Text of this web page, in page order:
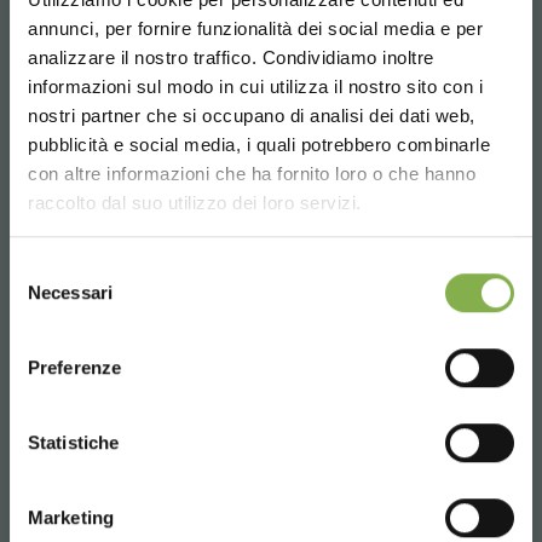
annunci, per fornire funzionalità dei social media e per
analizzare il nostro traffico. Condividiamo inoltre
informazioni sul modo in cui utilizza il nostro sito con i
nostri partner che si occupano di analisi dei dati web,
pubblicità e social media, i quali potrebbero combinarle
con altre informazioni che ha fornito loro o che hanno
raccolto dal suo utilizzo dei loro servizi.
delNecessari
Preferenze
Statistiche
Marketing
Поскольку геотекстиль является специфическим продуктом
для использования в контакте с водой, коврик можно без
проблем мыть водой, однако, если на коврике увлажнителя
осели остатки почвы, удобрений или мошек, что влияет на его
внешний вид, рекомендуется приступайте к замене.
Каков срок службы коврика
Увлажняющий коврик можно использовать более года
для использования в контакте с водой и почвой.
Как коврик для увлажнителя
экологической устойчивости?
Choose the country you are in and your
language for a better browsing experience
СКАЧАТЬ
ТЕХНИЧЕСКИЙ
ПАСПОРТ
зарегистрируйтесь, чтобы
скачать технический